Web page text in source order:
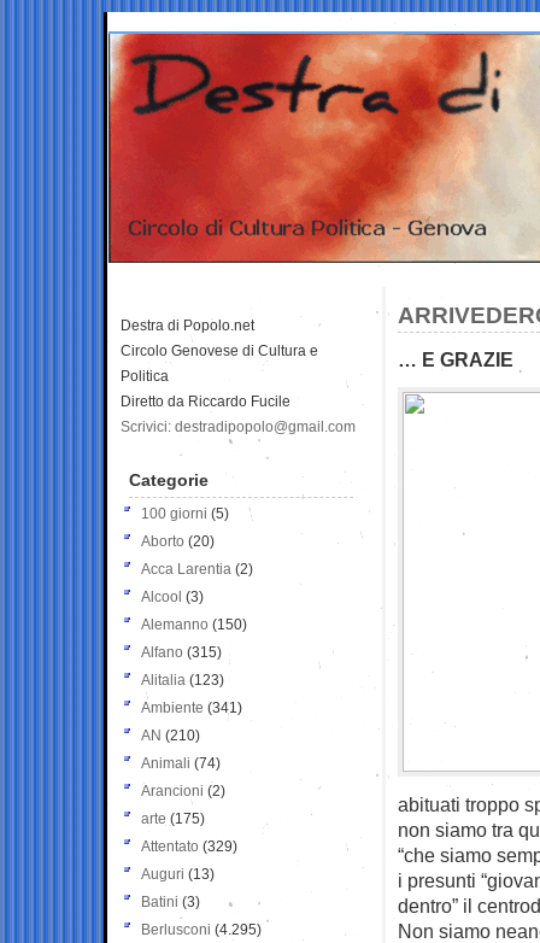
… E GRAZIE
abituati troppo
non siamo tra
“che siamo
i presunti
dentro” il
Non siamo
Destra di Popolo.net
Circolo Genovese di Cultura e
Politica
Diretto da Riccardo Fucile
Scrivici: destradipopolo@gmail.com
Categorie
100 giorni (5)
Aborto (20)
Acca Larentia (2)
Alcool (3)
Alemanno (150)
Alfano (315)
Alitalia (123)
Ambiente (341)
AN (210)
Animali (74)
Arancioni (2)
arte (175)
Attentato (329)
Auguri (13)
Batini (3)
Berlusconi (4.295)